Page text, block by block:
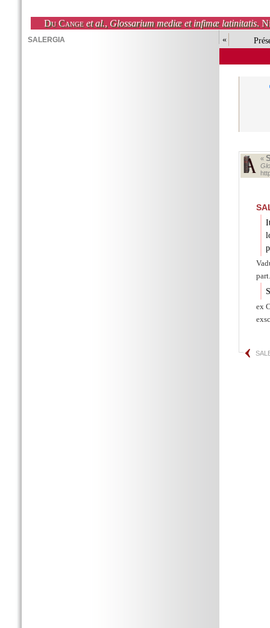
Du Cange et al., Glossarium mediæ et infimæ latinitatis.
«
«
ex